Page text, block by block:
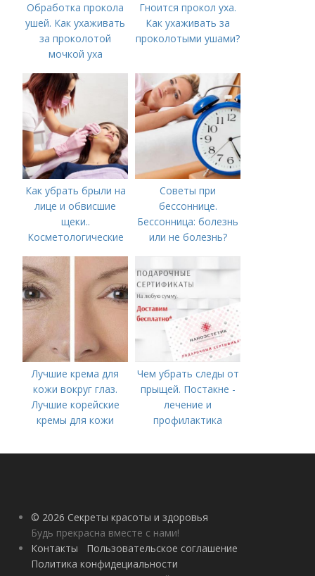
Обработка прокола
ушей. Как ухаживать
за проколотой
мочкой уха
Гноится прокол уха.
Как ухаживать за
проколотыми ушами?
Как убрать брыли на
лице и обвисшие
щеки..
Косметологические
Советы при
бессоннице.
Бессонница: болезнь
или не болезнь?
Лучшие крема для
кожи вокруг глаз.
Лучшие корейские
кремы для кожи
году
Чем убрать следы от
прыщей. Постакне -
лечение и
профилактика
© 2026 Секреты красоты и здоровья
Будь прекрасна вместе с нами!
Контакты
Пользовательское соглашение
Политика конфидециальности